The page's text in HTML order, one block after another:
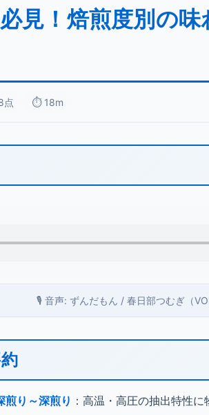
見！焙煎度別の
点 ⏱️ 18m
🎙️ 音声: ずんだもん / 春日部つむぎ（
煎り～深煎り ：高温・高圧の抽出特性